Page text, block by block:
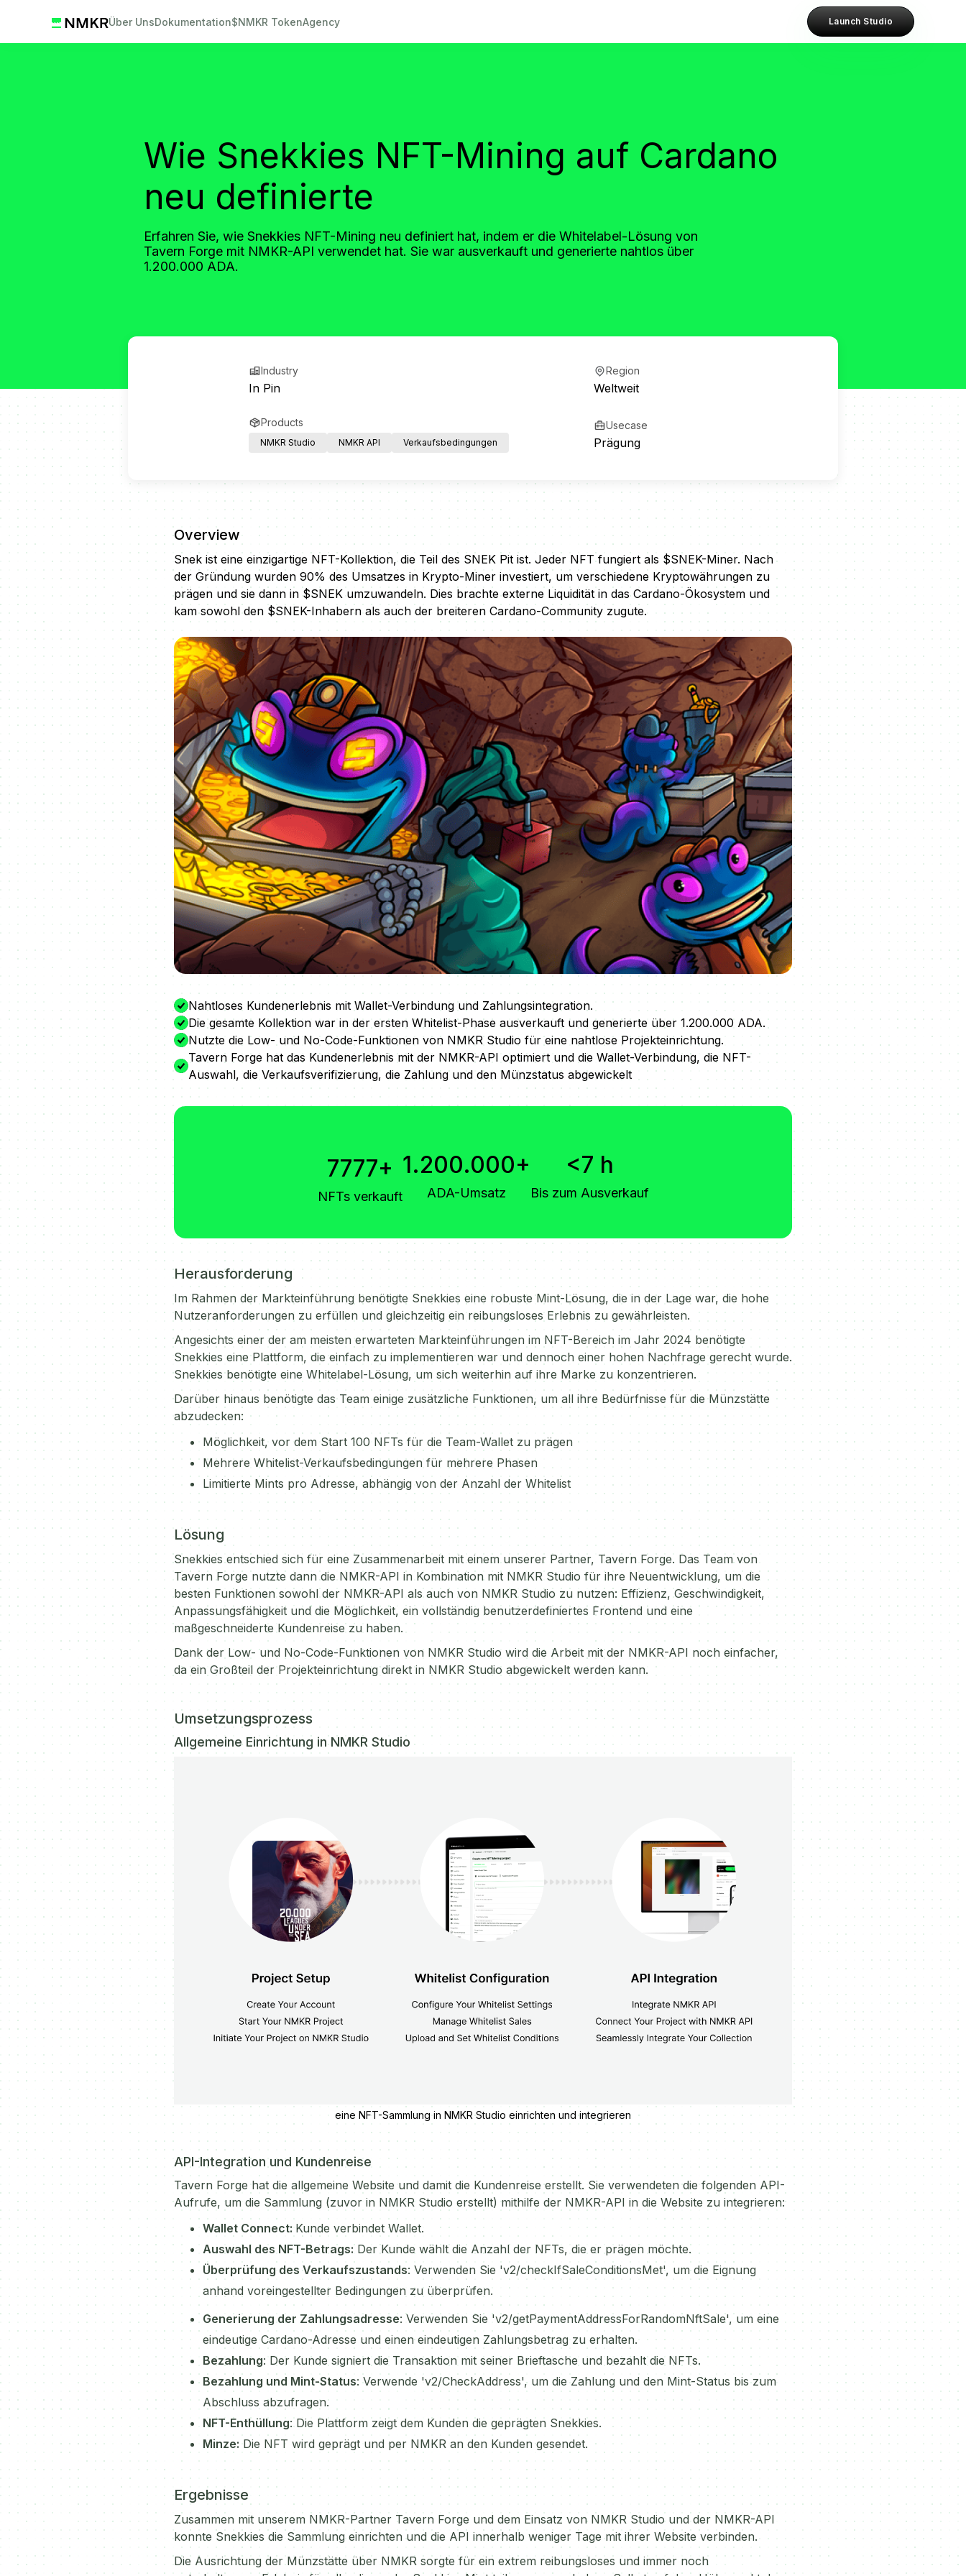
Über UnsDokumentation$NMKR TokenAgency Launch Studio
Wie Snekkies NFT-Mining auf Cardano
neu definierte
Erfahren Sie, wie Snekkies NFT-Mining neu definiert hat, indem er die Whitelabel-Lösung von
Tavern Forge mit NMKR-API verwendet hat. Sie war ausverkauft und generierte nahtlos über
1.200.000 ADA.
Industry
In Pin
Region
Weltweit
Products
NMKR Studio NMKR API Verkaufsbedingungen
Usecase
Prägung
Overview
Snek ist eine einzigartige NFT-Kollektion, die Teil des SNEK Pit ist. Jeder NFT fungiert als $SNEK-Miner. Nach
der Gründung wurden 90% des Umsatzes in Krypto-Miner investiert, um verschiedene Kryptowährungen zu
prägen und sie dann in $SNEK umzuwandeln. Dies brachte externe Liquidität in das Cardano-Ökosystem und
kam sowohl den $SNEK-Inhabern als auch der breiteren Cardano-Community zugute.
Nahtloses Kundenerlebnis mit Wallet-Verbindung und Zahlungsintegration.
Die gesamte Kollektion war in der ersten Whitelist-Phase ausverkauft und generierte über 1.200.000 ADA.
Nutzte die Low- und No-Code-Funktionen von NMKR Studio für eine nahtlose Projekteinrichtung.
Tavern Forge hat das Kundenerlebnis mit der NMKR-API optimiert und die Wallet-Verbindung, die NFT-
Auswahl, die Verkaufsverifizierung, die Zahlung und den Münzstatus abgewickelt
7777+
NFTs verkauft
1.200.000+
ADA-Umsatz
<7 h
Bis zum Ausverkauf
Herausforderung
Im Rahmen der Markteinführung benötigte Snekkies eine robuste Mint-Lösung, die in der Lage war, die hohe
Nutzeranforderungen zu erfüllen und gleichzeitig ein reibungsloses Erlebnis zu gewährleisten.
Angesichts einer der am meisten erwarteten Markteinführungen im NFT-Bereich im Jahr 2024 benötigte
Snekkies eine Plattform, die einfach zu implementieren war und dennoch einer hohen Nachfrage gerecht wurde.
Snekkies benötigte eine Whitelabel-Lösung, um sich weiterhin auf ihre Marke zu konzentrieren.
Darüber hinaus benötigte das Team einige zusätzliche Funktionen, um all ihre Bedürfnisse für die Münzstätte
abzudecken:
Möglichkeit, vor dem Start 100 NFTs für die Team-Wallet zu prägen
Mehrere Whitelist-Verkaufsbedingungen für mehrere Phasen
Limitierte Mints pro Adresse, abhängig von der Anzahl der Whitelist
Lösung
Snekkies entschied sich für eine Zusammenarbeit mit einem unserer Partner, Tavern Forge. Das Team von
Tavern Forge nutzte dann die NMKR-API in Kombination mit NMKR Studio für ihre Neuentwicklung, um die
besten Funktionen sowohl der NMKR-API als auch von NMKR Studio zu nutzen: Effizienz, Geschwindigkeit,
Anpassungsfähigkeit und die Möglichkeit, ein vollständig benutzerdefiniertes Frontend und eine
maßgeschneiderte Kundenreise zu haben.
Dank der Low- und No-Code-Funktionen von NMKR Studio wird die Arbeit mit der NMKR-API noch einfacher,
da ein Großteil der Projekteinrichtung direkt in NMKR Studio abgewickelt werden kann.
Umsetzungsprozess
Allgemeine Einrichtung in NMKR Studio
eine NFT-Sammlung in NMKR Studio einrichten und integrieren
API-Integration und Kundenreise
Tavern Forge hat die allgemeine Website und damit die Kundenreise erstellt. Sie verwendeten die folgenden API-
Aufrufe, um die Sammlung (zuvor in NMKR Studio erstellt) mithilfe der NMKR-API in die Website zu integrieren:
Wallet Connect: Kunde verbindet Wallet.
Auswahl des NFT-Betrags:Der Kunde wählt die Anzahl der NFTs, die er prägen möchte.
Überprüfung des Verkaufszustands: Verwenden Sie 'v2/checkIfSaleConditionsMet', um die Eignung
anhand voreingestellter Bedingungen zu überprüfen.
Generierung der Zahlungsadresse: Verwenden Sie 'v2/getPaymentAddressForRandomNftSale', um eine
eindeutige Cardano-Adresse und einen eindeutigen Zahlungsbetrag zu erhalten.
Bezahlung: Der Kunde signiert die Transaktion mit seiner Brieftasche und bezahlt die NFTs.
Bezahlung und Mint-Status: Verwende 'v2/CheckAddress', um die Zahlung und den Mint-Status bis zum
Abschluss abzufragen.
NFT-Enthüllung: Die Plattform zeigt dem Kunden die geprägten Snekkies.
Minze: Die NFT wird geprägt und per NMKR an den Kunden gesendet.
Ergebnisse
Zusammen mit unserem NMKR-Partner Tavern Forge und dem Einsatz von NMKR Studio und der NMKR-API
konnte Snekkies die Sammlung einrichten und die API innerhalb weniger Tage mit ihrer Website verbinden.
Die Ausrichtung der Münzstätte über NMKR sorgte für ein extrem reibungsloses und immer noch